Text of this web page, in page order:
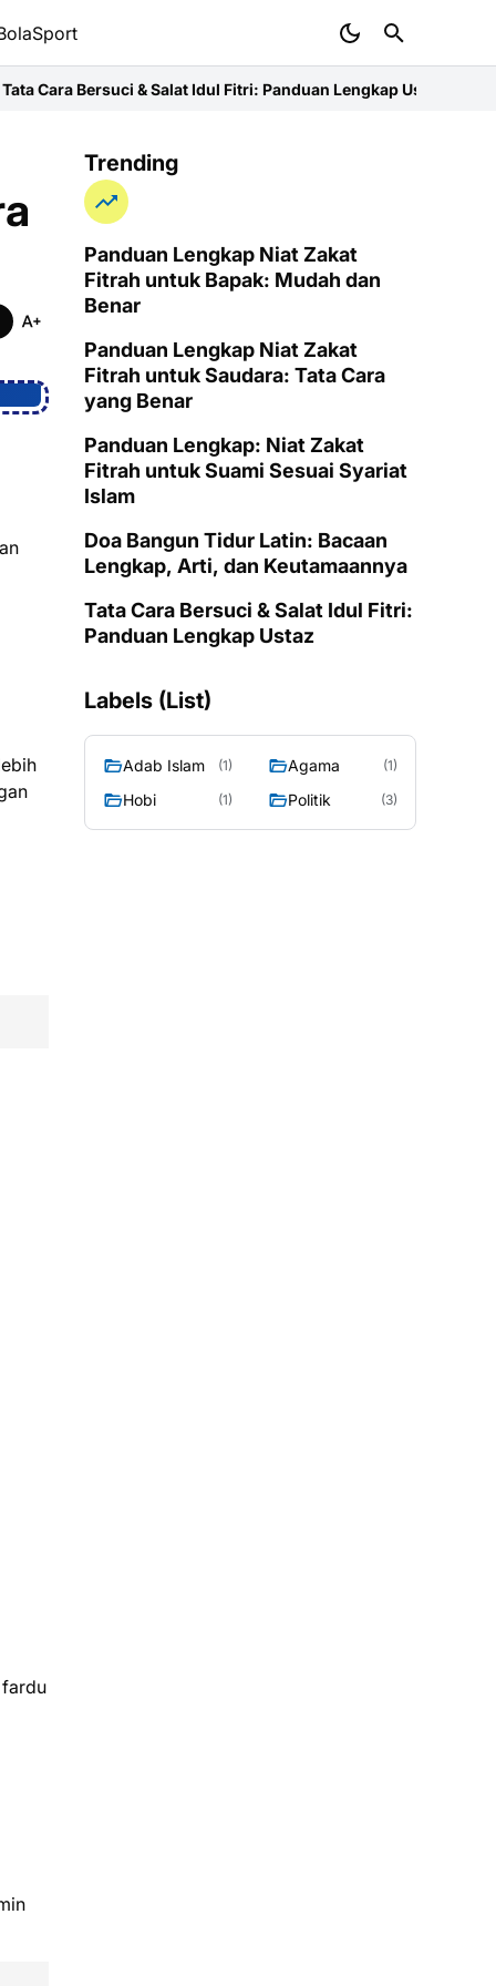
& Salat Idul Fitri: Panduan Lengkap UstazNiat Zakat Fitrah
Trending
Panduan Lengkap Niat Zakat
Fitrah untuk Bapak: Mudah dan
Benar
Panduan Lengkap Niat Zakat
Fitrah untuk Saudara: Tata Cara
yang Benar
Panduan Lengkap: Niat Zakat
Fitrah untuk Suami Sesuai Syariat
Islam
Doa Bangun Tidur Latin: Bacaan
Lengkap, Arti, dan Keutamaannya
Tata Cara Bersuci & Salat Idul Fitri:
Panduan Lengkap Ustaz
Labels (List)
Adab Islam (1) Agama (1)
Hobi (1) Politik (3)